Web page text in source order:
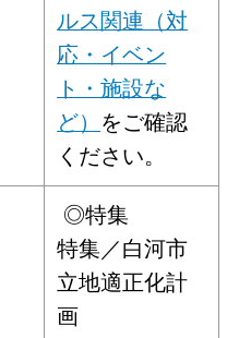
ルス関連（対
応・イベン
ト・施設な
ど） をご確認
ください。
◎特集
特集／白河市
立地適正化計
画